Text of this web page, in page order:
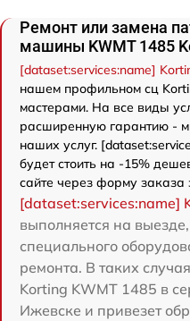
Ремонт или замена
машины KWMT 1485
[dataset:services:name]
нашем профильном сц
мастерами. На все виды
расширенную гарантию -
наших услуг.
будет стоить на -15%
сайте через форму заказа
[dataset:services:name]
выполняется на
специального
ремонта. В таких
Korting KWMT 1485 в
Ижевске и привезет